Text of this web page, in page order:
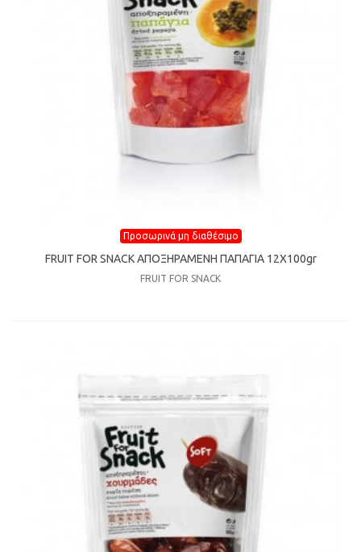
Προσωρινά μη διαθέσιμο
FRUIT FOR SNACK ΑΠΟΞΗΡΑΜΕΝΗ ΠΑΠΑΓΙΑ 12Χ100gr
FRUIT FOR SNACK